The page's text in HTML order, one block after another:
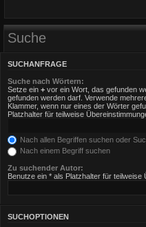
Suche
SUCHANFRAGE
Suche nach Wörtern:
Setze ein + vor ein Wort, das gefunden
gefunden werden darf. Verwende
Klammer, wenn nur eines der Wörter
Platzhalter für teilweise
Nach allen Begriffen suchen oder
Nach einem Begriff suchen
Zu suchender Autor:
Benutze ein * als Platzhalter für teilweise
SUCHOPTIONEN